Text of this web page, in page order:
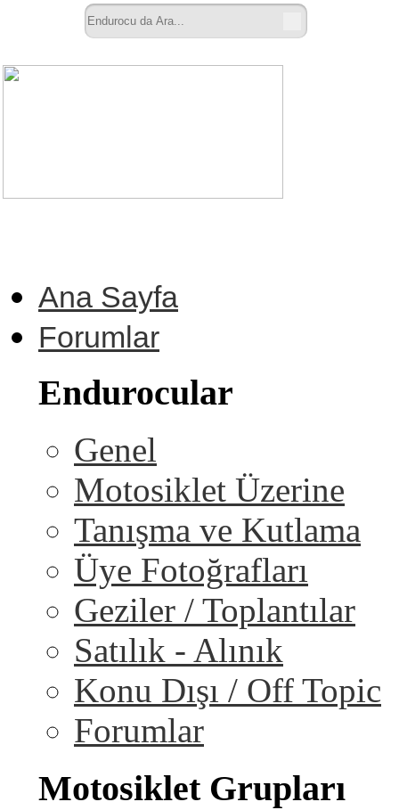
Ana Sayfa
Forumlar
Endurocular
Genel
Motosiklet Üzerine
Tanışma ve Kutlama
Üye Fotoğrafları
Geziler / Toplantılar
Satılık - Alınık
Konu Dışı / Off Topic
Forumlar
Motosiklet Grupları